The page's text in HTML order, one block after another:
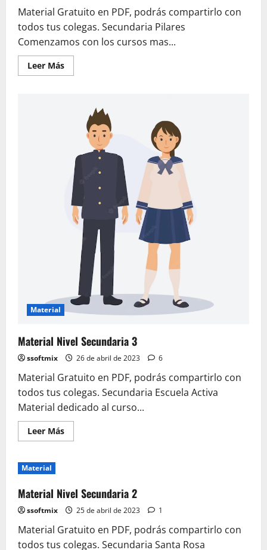
Material Gratuito en PDF, podrás compartirlo con
todos tus colegas. Secundaria Pilares
Comenzamos con los cursos mas...
Leer MásLeer
más
Secundaria
Material
Material Nivel Secundaria 3
ssoftmix 26 de abril de 2023 6
Material Gratuito en PDF, podrás compartirlo con
todos tus colegas. Secundaria Escuela Activa
Material dedicado al curso...
Leer MásLeer
más
3
Material
Material Nivel Secundaria 2
ssoftmix 25 de abril de 2023 1
Material Gratuito en PDF, podrás compartirlo con
todos tus colegas. Secundaria Santa Rosa